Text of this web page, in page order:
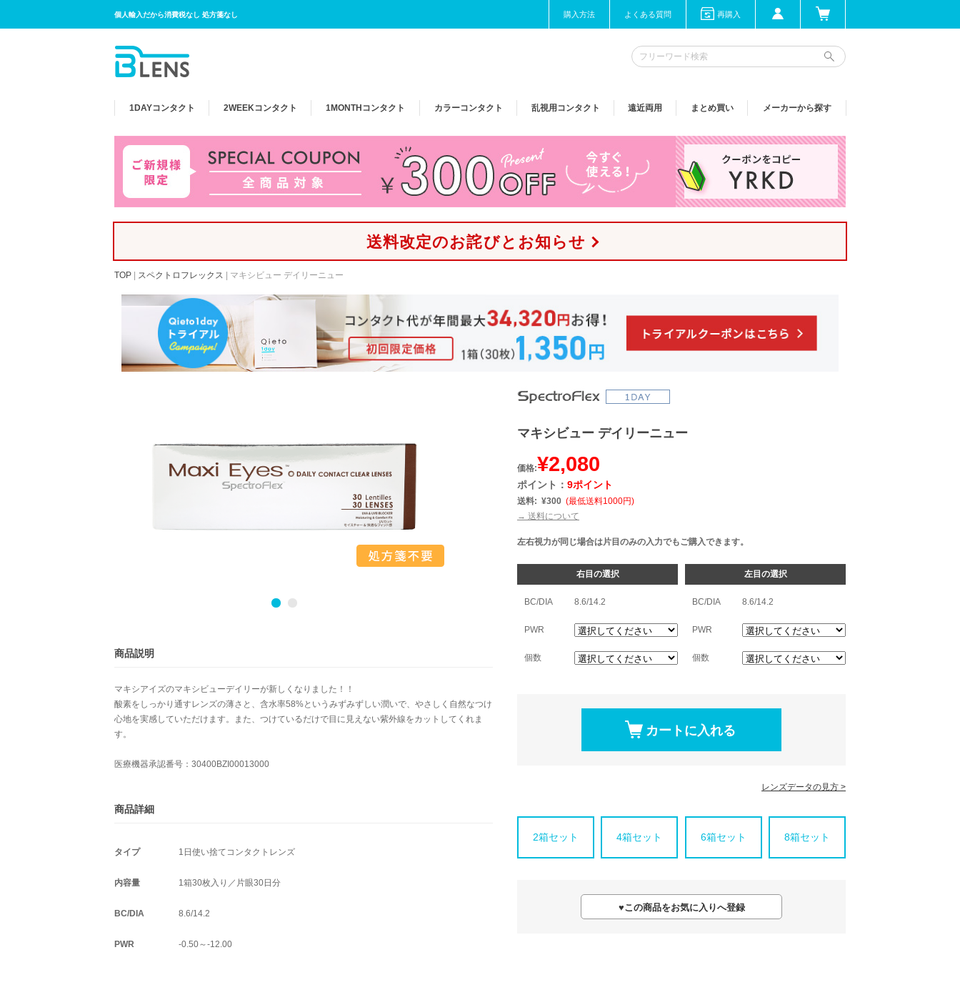
個人輸入だから消費税なし 処方箋なし 購入方法 よくある質問 再購入
1DAYコンタクト 2WEEKコンタクト 1MONTH コンタクト カラーコンタクト 乱視用 コンタクト 遠近両用 まとめ買い メーカーから探す
送料改定のお詫びとお知らせ
TOP スペクトロフレックス マキシビュー デイリーニュー
商品説明
マキシアイズのマキシビューデイリーが新しくなりました！！
酸素をしっかり通すレンズの薄さと、含水率58%というみずみずしい潤いで、やさしく自然なつけ
心地を実感していただけます。また、つけているだけで目に見えない紫外線をカットしてくれま
す。
医療機器承認番号：30400BZI00013000
商品詳細
タイプ 1日使い捨てコンタクトレンズ
内容量 1箱30枚入り／片眼30日分
BC/DIA 8.6/14.2
PWR -0.50～-12.00
マキシビュー デイリーニュー
価格:¥2,080
ポイント： 9ポイント
送料: ¥300 (最低送料1000円)
→ 送料について
左右視力が同じ場合は片目のみの入力でもご購入できます。
右目の選択
BC/DIA 8.6/14.2
PWR
個数
左目の選択
BC/DIA 8.6/14.2
PWR
個数
レンズデータの見方 >
2箱セット 4箱セット 6箱セット 8箱セット
♥この商品をお気に入りへ登録